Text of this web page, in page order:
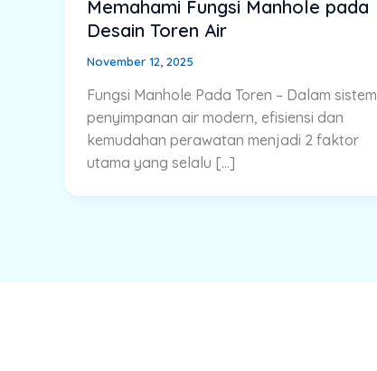
Memahami Fungsi Manhole pada
Desain Toren Air
November 12, 2025
Fungsi Manhole Pada Toren – Dalam sistem
penyimpanan air modern, efisiensi dan
kemudahan perawatan menjadi 2 faktor
utama yang selalu […]